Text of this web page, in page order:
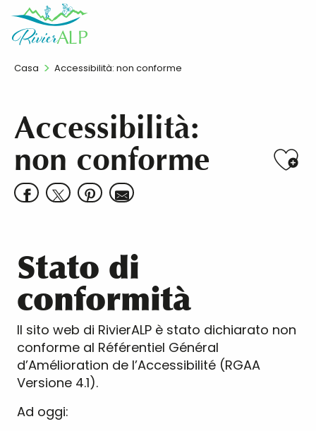
contenu
IT
Casa Accessibilità: non conforme
Accessibilità:
non conforme
Stato di
conformità
Il sito web di RivierALP è stato dichiarato non
conforme al Référentiel Général
d’Amélioration de l’Accessibilité (RGAA
Versione 4.1).
Ad oggi: